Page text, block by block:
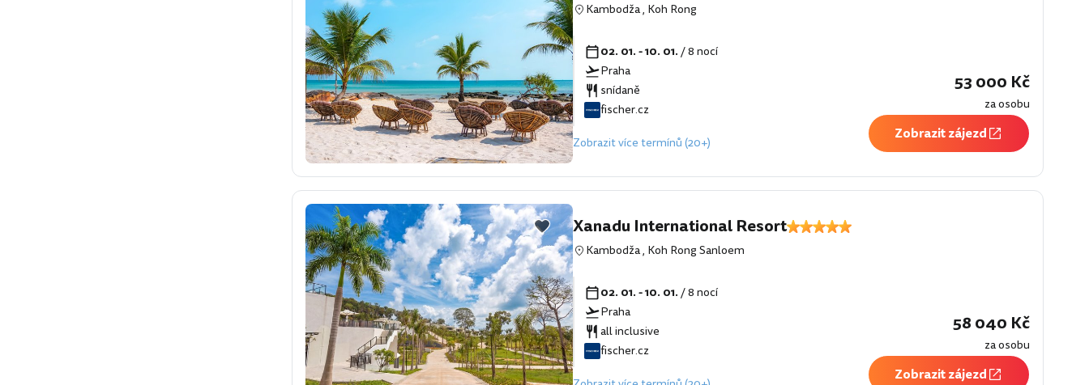
Kambodža, Koh Rong
02. 01. - 10. 01./ 8 nocí
Praha
snídaně
fischer.cz
Zobrazit více termínů (20+)
53 000 Kč
za osobu
Zobrazit zájezd
Xanadu International Resort
Kambodža, Koh Rong Sanloem
02. 01. - 10. 01./ 8 nocí
Praha
all inclusive
fischer.cz
58 040 Kč
za osobu
Zobrazit zájezd